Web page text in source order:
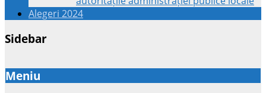
Alegeri 2024
Sidebar
Meniu